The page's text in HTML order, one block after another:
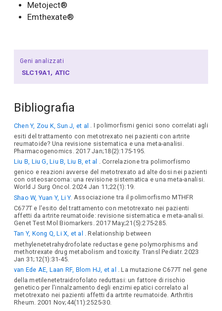
Metoject®
Emthexate®
Geni analizzati
SLC19A1 ATIC
Bibliografia
Chen Y, Zou K, Sun J, et al . I polimorfismi genici sono correlati agli
esiti del trattamento con metotrexato nei pazienti con artrite
reumatoide? Una revisione sistematica e una meta-analisi.
Pharmacogenomics. 2017 Jan;18(2):175-195.
Liu B, Liu G, Liu B, Liu B, et al . Correlazione tra polimorfismo
genico e reazioni avverse del metotrexato ad alte dosi nei pazienti
con osteosarcoma: una revisione sistematica e una meta-analisi.
World J Surg Oncol. 2024 Jan 11;22(1):19.
Shao W, Yuan Y, Li Y. Associazione tra il polimorfismo MTHFR
C677T e l'esito del trattamento con metotrexato nei pazienti
affetti da artrite reumatoide: revisione sistematica e meta-analisi.
Genet Test Mol Biomarkers. 2017 May;21(5):275-285.
Tan Y, Kong Q, Li X, et al . Relationship between
methylenetetrahydrofolate reductase gene polymorphisms and
methotrexate drug metabolism and toxicity. Transl Pediatr. 2023
Jan 31;12(1):31-45.
van Ede AE, Laan RF, Blom HJ, et al
. La mutazione C677T nel gene
della metilenetetraidrofolato reduttasi: un fattore di rischio
genetico per l'innalzamento degli enzimi epatici correlato al
metotrexato nei pazienti affetti da artrite reumatoide. Arthritis
Rheum. 2001 Nov;44(11):2525-30.